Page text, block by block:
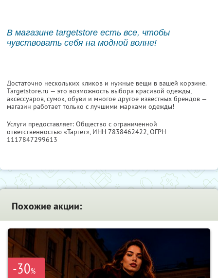
В магазине targetstore есть все, чтобы
чувствовать себя на модной волне!
Достаточно нескольких кликов и нужные вещи в вашей корзине.
Targetstore.ru — это возможность выбора красивой одежды,
аксессуаров, сумок, обуви и многое другое известных брендов —
магазин работает только с лучшими марками одежды!
Услуги предоставляет: Общество с ограниченной
ответственностью «Таргет», ИНН 7838462422, ОГРН
1117847299613
Похожие акции:
-30%